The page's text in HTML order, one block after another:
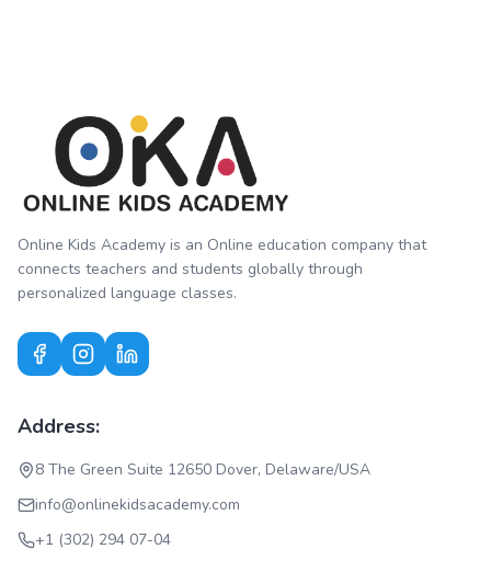
Online Kids Academy is an Online education company that
connects teachers and students globally through
personalized language classes.
Address:
8 The Green Suite 12650 Dover, Delaware/USA
info@onlinekidsacademy.com
+1 (302) 294 07-04